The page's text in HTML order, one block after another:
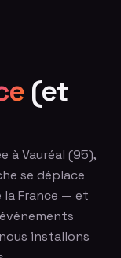
(et
à Vauréal (95),
se déplace
la France — et
installons